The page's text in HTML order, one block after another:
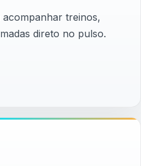
acompanhar treinos,
direto no pulso.